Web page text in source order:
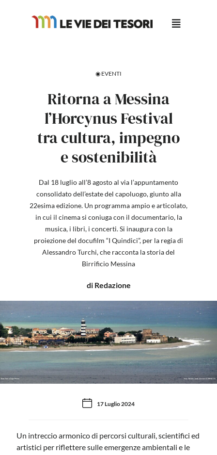
◉ EVENTI
Ritorna a Messina
l’Horcynus Festival
tra cultura, impegno
e sostenibilità
Dal 18 luglio all’8 agosto al via l’appuntamento
consolidato dell’estate del capoluogo, giunto alla
22esima edizione. Un programma ampio e articolato,
in cui il cinema si coniuga con il documentario, la
musica, i libri, i concerti. Si inaugura con la
proiezione del docufilm “I Quindici”, per la regia di
Alessandro Turchi, che racconta la storia del
Birrificio Messina
di Redazione
Torre Faro a Capo Peloro Foto: Dennis Jarvis (licenza CC BY-SA 2.0)
17 Luglio 2024
Un intreccio armonico di percorsi culturali, scientifici ed
artistici per riflettere sulle emergenze ambientali e le